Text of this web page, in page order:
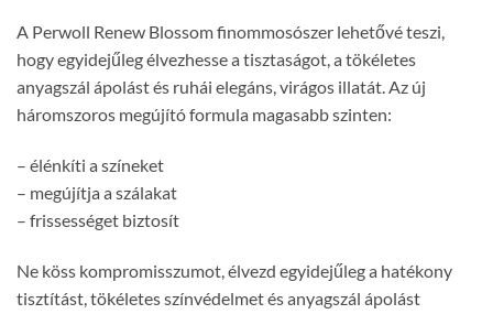
A Perwoll Renew Blossom finommosószer lehetővé teszi,
hogy egyidejűleg élvezhesse a tisztaságot, a tökéletes
anyagszál ápolást és ruhái elegáns, virágos illatát. Az új
háromszoros megújító formula magasabb szinten:
– élénkíti a színeket
– megújítja a szálakat
– frissességet biztosít
Ne köss kompromisszumot, élvezd egyidejűleg a hatékony
tisztítást, tökéletes színvédelmet és anyagszál ápolást